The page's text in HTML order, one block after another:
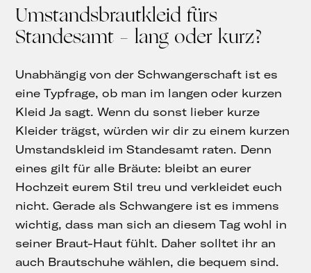
Umstandsbrautkleid fürs
Standesamt – lang oder kurz?
Unabhängig von der Schwangerschaft ist es
eine Typfrage, ob man im langen oder kurzen
Kleid Ja sagt. Wenn du sonst lieber kurze
Kleider trägst, würden wir dir zu einem kurzen
Umstandskleid im Standesamt raten. Denn
eines gilt für alle Bräute: bleibt an eurer
Hochzeit eurem Stil treu und verkleidet euch
nicht. Gerade als Schwangere ist es immens
wichtig, dass man sich an diesem Tag wohl in
seiner Braut-Haut fühlt. Daher solltet ihr an
auch Brautschuhe wählen, die bequem sind.